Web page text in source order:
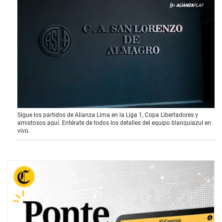
0
o
f
1
m
u
t
e
1
Sigue los partidos de Alianza Lima en la Liga 1, Copa Libertadores y
amistosos aquí. Entérate de todos los detalles del equipo blanquiazul en
vivo.